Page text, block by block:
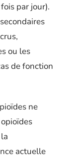
par jour).
ou les
de fonction
ne
actuelle